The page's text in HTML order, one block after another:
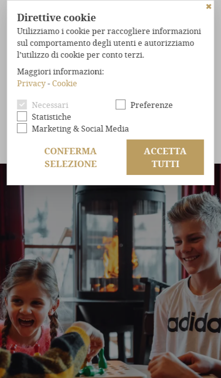
CHALETNEL BOSCO
BENESSEREASSOLUTO
POSIZIONEESCLUSIVA
RICHIESTA
HOME
SETTIMANE HAPPY FAMILY 7=6
Da 7 pernottamenti - un giorno gratis
a persona da 2.310,00 €
✖
Direttive cookie
Utilizziamo i cookie per raccogliere informazioni
sul comportamento degli utenti e autorizziamo
l’utilizzo di cookie per conto terzi.
Maggiori informazioni:
Privacy-Cookie
Necessari
Preferenze
Statistiche
Marketing & Social Media
CONFERMA
SELEZIONE
ACCETTA
TUTTI